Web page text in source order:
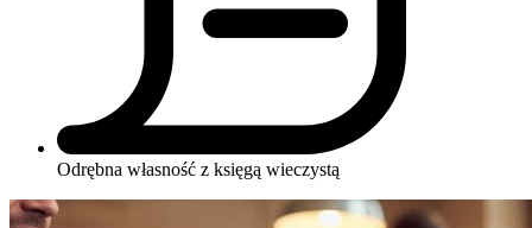
Odrębna własność z księgą wieczystą